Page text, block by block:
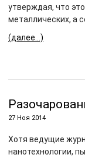
утверждая, что
металлических, а
(далее…)
27 Ноя 2014
Хотя ведущие
нанотехнологии,